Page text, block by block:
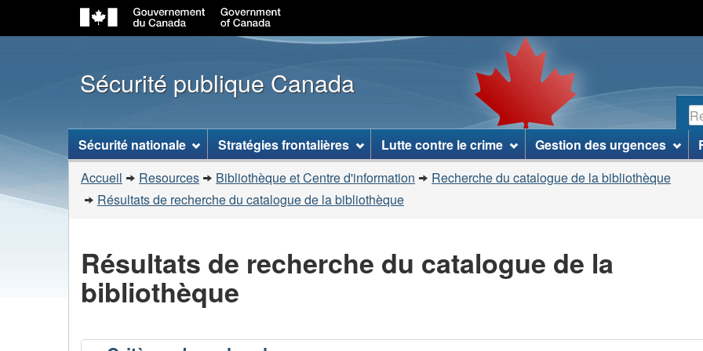
au
contenu
principal
à
«
propos
ce
site
»
à
la
version
simplifiée
Sécurité publique Canada
Menu
des
sujets
Sécurité nationale Stratégies frontalières Lutte contre le crime Gestion des urgences
Vous
êtes
Accueil Resources Bibliothèque et Centre d'information
Recherche du catalogue de la bibliothèque
Résultats de recherche du catalogue de la bibliothèque
Résultats de recherche du catalogue de la
bibliothèque